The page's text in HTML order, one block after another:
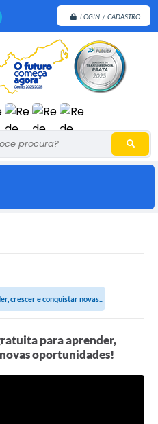
LOGIN / CADASTRO
crescer e conquistar novas...
para aprender,
oportunidades!